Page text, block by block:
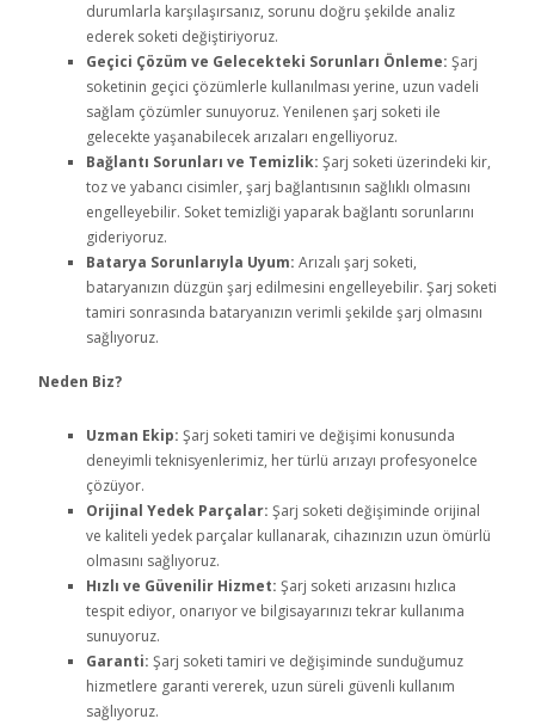
durumlarla karşılaşırsanız, sorunu doğru şekilde analiz
ederek soketi değiştiriyoruz.
Geçici Çözüm ve Gelecekteki Sorunları Önleme: Şarj
soketinin geçici çözümlerle kullanılması yerine, uzun vadeli
sağlam çözümler sunuyoruz. Yenilenen şarj soketi ile
gelecekte yaşanabilecek arızaları engelliyoruz.
Bağlantı Sorunları ve Temizlik: Şarj soketi üzerindeki kir,
toz ve yabancı cisimler, şarj bağlantısının sağlıklı olmasını
engelleyebilir. Soket temizliği yaparak bağlantı sorunlarını
gideriyoruz.
Batarya Sorunlarıyla Uyum: Arızalı şarj soketi,
bataryanızın düzgün şarj edilmesini engelleyebilir. Şarj soketi
tamiri sonrasında bataryanızın verimli şekilde şarj olmasını
sağlıyoruz.
Neden Biz?
Uzman Ekip: Şarj soketi tamiri ve değişimi konusunda
deneyimli teknisyenlerimiz, her türlü arızayı profesyonelce
çözüyor.
Orijinal Yedek Parçalar: Şarj soketi değişiminde orijinal
ve kaliteli yedek parçalar kullanarak, cihazınızın uzun ömürlü
olmasını sağlıyoruz.
Hızlı ve Güvenilir Hizmet: Şarj soketi arızasını hızlıca
tespit ediyor, onarıyor ve bilgisayarınızı tekrar kullanıma
sunuyoruz.
Garanti: Şarj soketi tamiri ve değişiminde sunduğumuz
hizmetlere garanti vererek, uzun süreli güvenli kullanım
sağlıyoruz.